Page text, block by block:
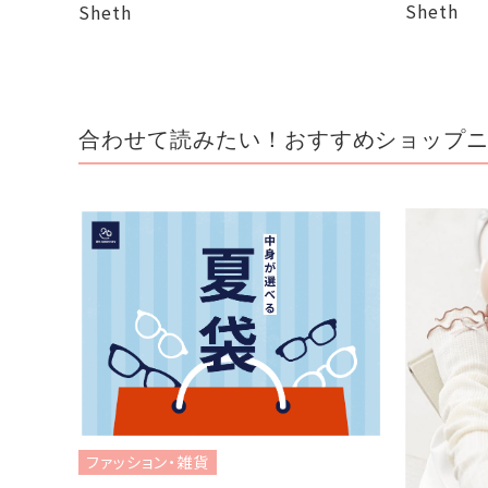
Sheth Sheth
合わせて読みたい！おすすめショップ
ファッション・雑貨